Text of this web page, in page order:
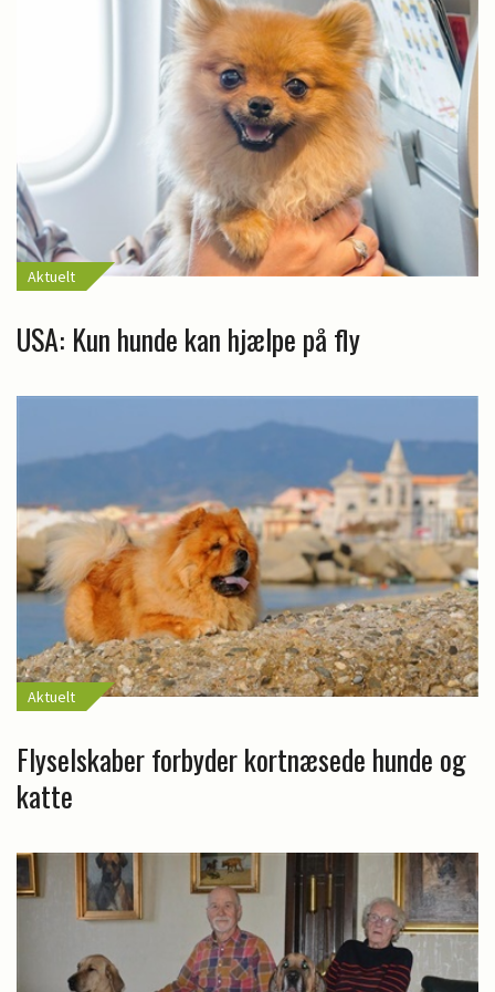
Aktuelt
USA: Kun hunde kan hjælpe på fly
Aktuelt
Flyselskaber forbyder kortnæsede hunde og
katte